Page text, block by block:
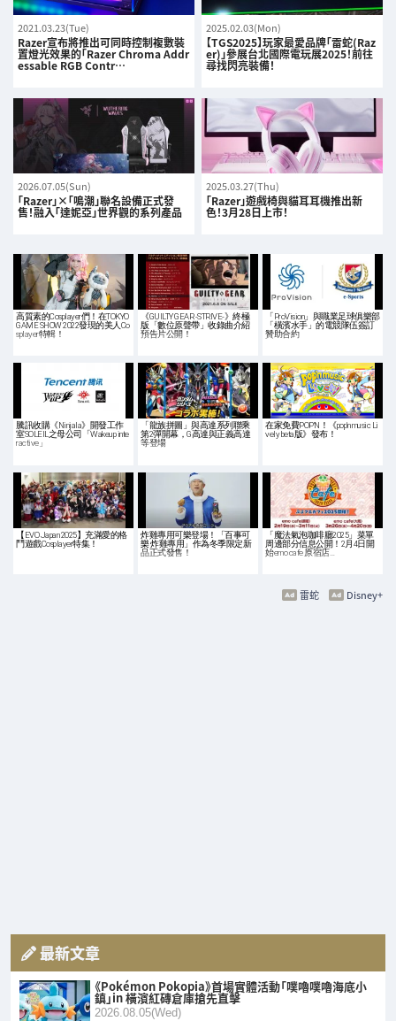
2021.03.23(Tue)
Razer宣布將推出可同時控制複數裝
置燈光效果的「Razer Chroma Addr
essable RGB Contr…
2025.02.03(Mon)
【TGS2025】玩家最愛品牌「雷蛇(Raz
er)」參展台北國際電玩展2025！前往
尋找閃亮裝備！
2026.07.05(Sun)
「Razer」×「鳴潮」聯名設備正式發
售！融入「達妮亞」世界觀的系列產品
2025.03.27(Thu)
「Razer」遊戲椅與貓耳耳機推出新
色！3月28日上市！
高質素的Cosplayer們！在TOKYO
GAME SHOW 2022發現的美人Co
splayer特輯！
《GUILTY GEAR -STRIVE-》終極
版「數位原聲帶」收錄曲介紹
預告片公開！
「ProVision」與職業足球俱樂部
「橫濱水手」的電競隊伍簽訂
贊助合約
騰訊收購《Ninjala》開發工作
室SOLEIL之母公司「Wakeup inte
ractive」
「龍族拼圖」與高達系列聯乘
第2彈開幕，G高達與正義高達
等登場
在家免費POP'N！《pop'n music Li
vely beta版》發布！
【EVO Japan 2025】充滿愛的格
鬥遊戲Cosplayer特集！
炸雞專用可樂登場！「百事可
樂 炸雞專用」作為冬季限定新
品正式發售！
「魔法氣泡咖啡廳2025」菜單
周邊部分信息公開！2月4日開
始emo cafe 原宿店…
Disney+
雷蛇
最新文章
《Pokémon Pokopia》首場實體活動「噗嚕噗嚕海底小
鎮」in 橫濱紅磚倉庫搶先直擊
2026.08.05(Wed)